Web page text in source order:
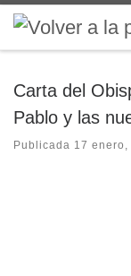
Saltar al
Carta del
Pablo y las
Publicada 17 enero,